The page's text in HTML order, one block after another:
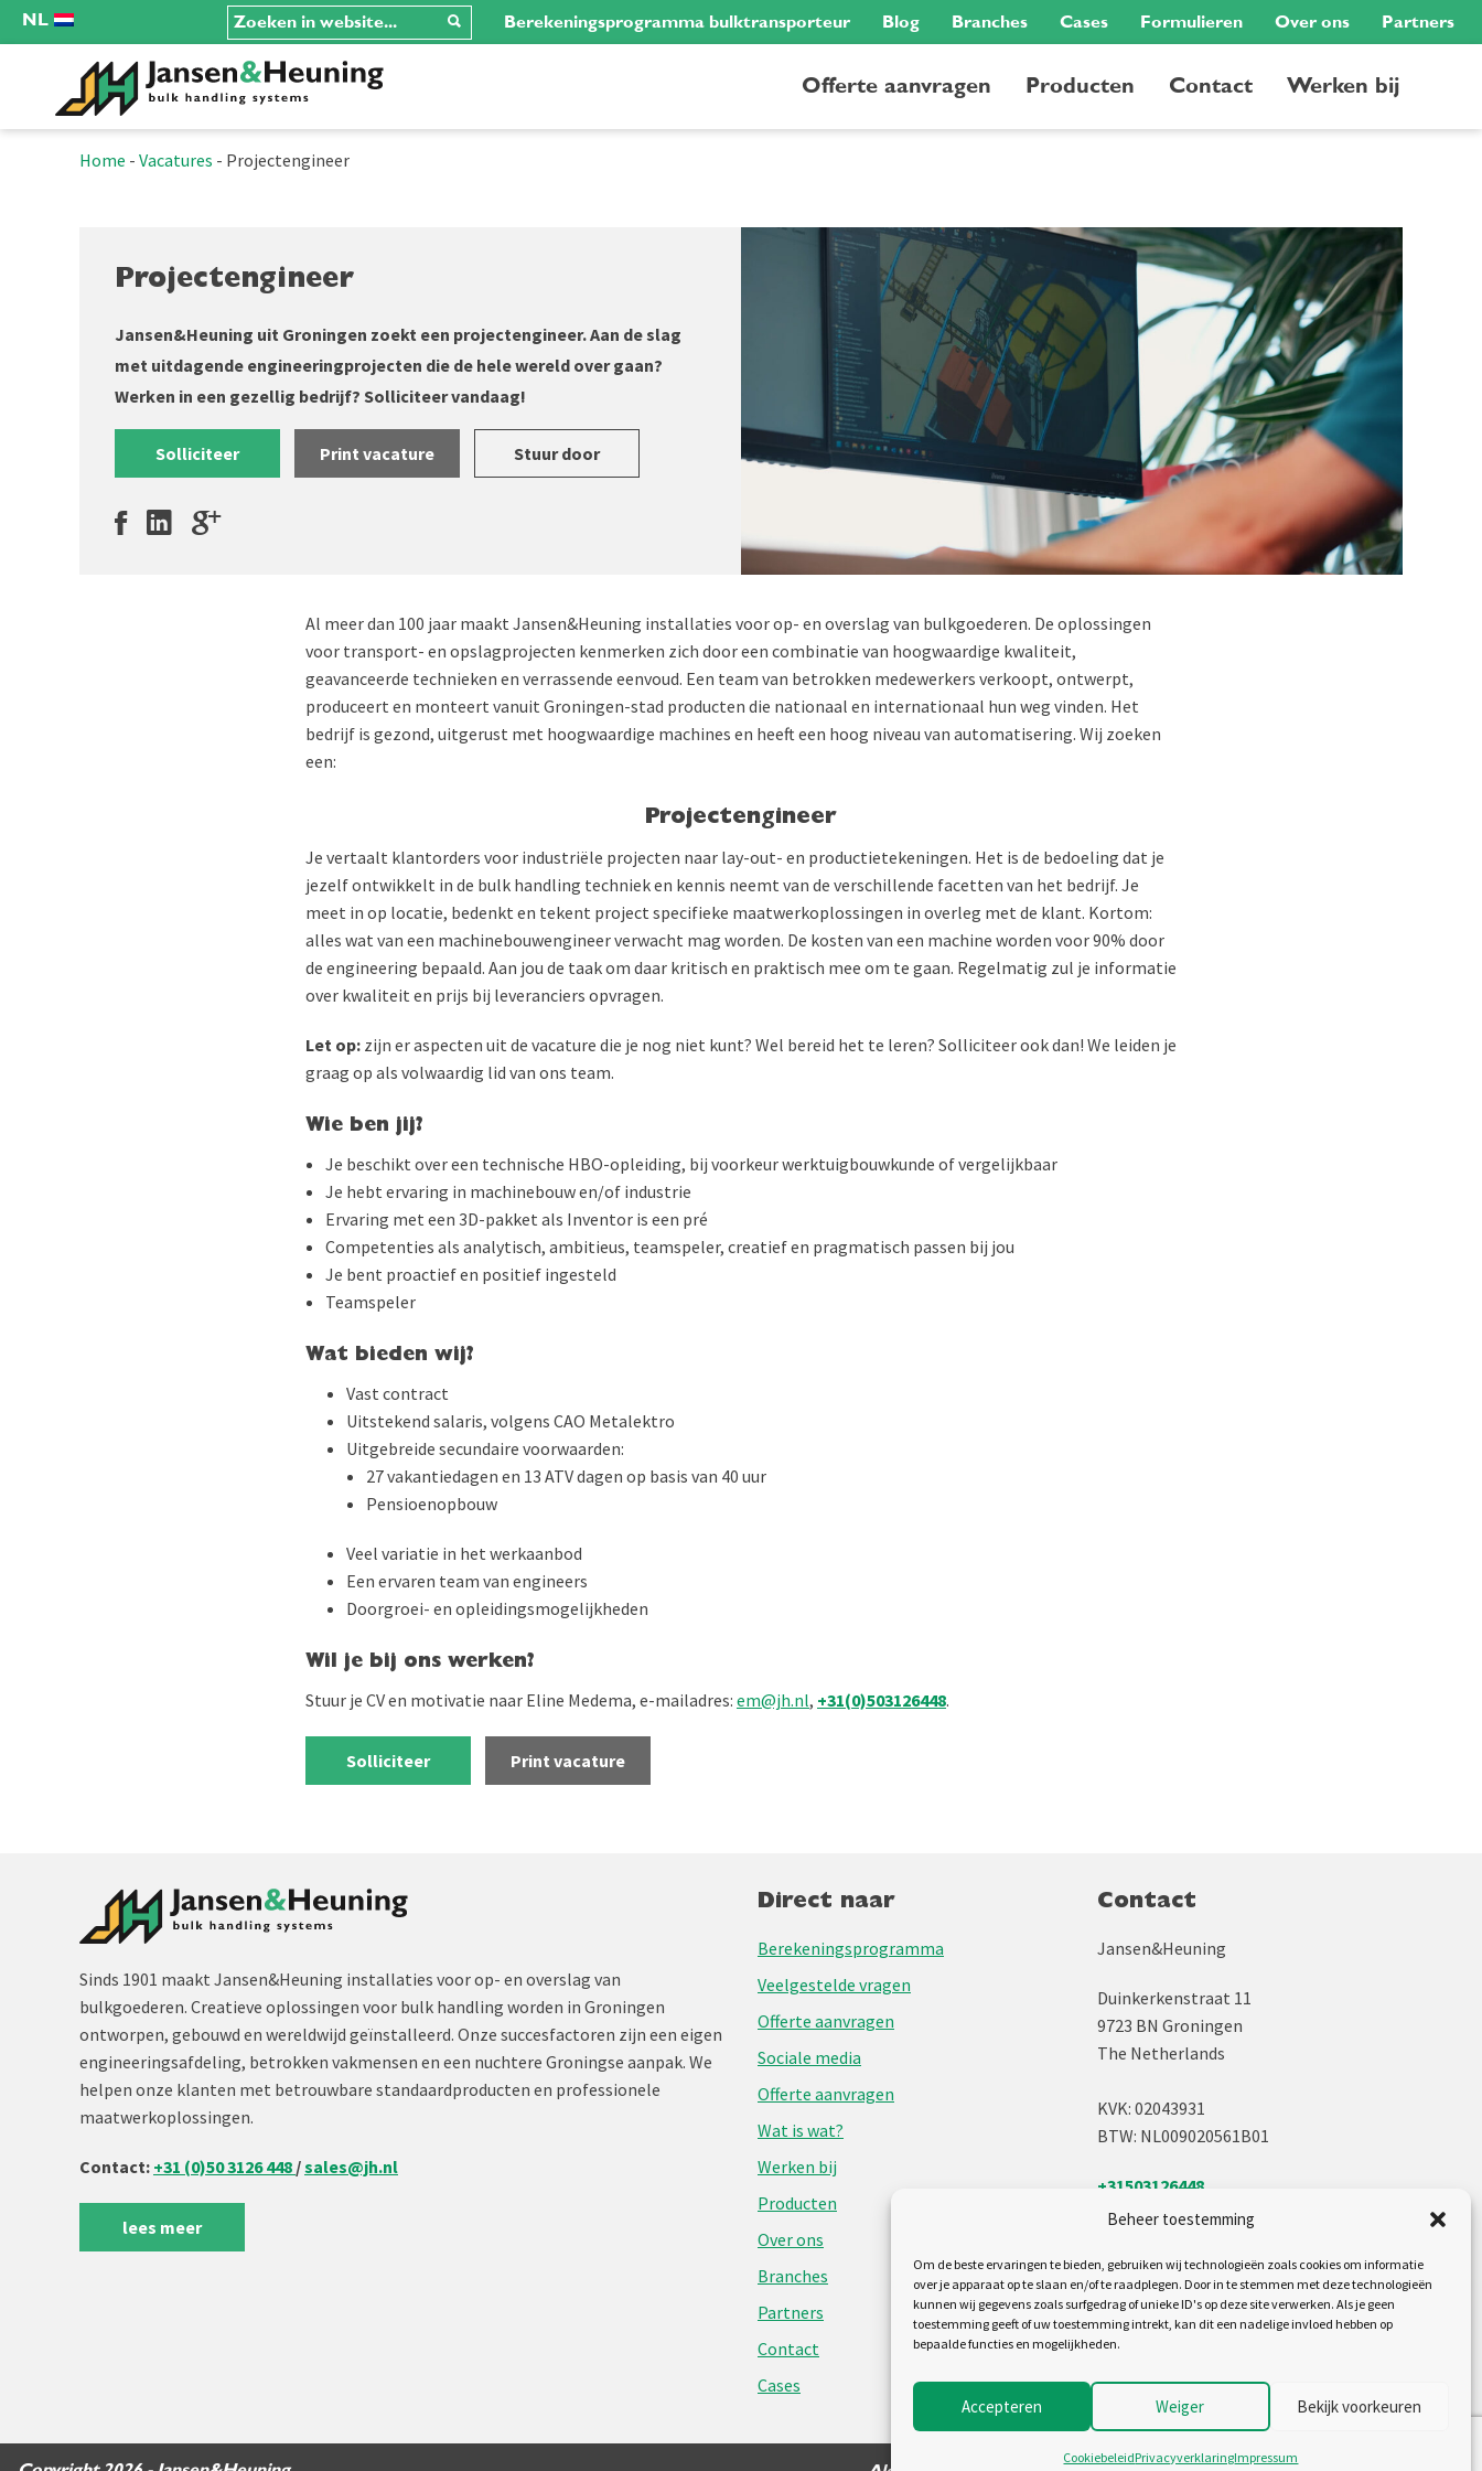
Beheer toestemming
Om de beste ervaringen te bieden, gebruiken wij technologieën zoals cookies om informatie
over je apparaat op te slaan en/of te raadplegen. Door in te stemmen met deze technologieën
kunnen wij gegevens zoals surfgedrag of unieke ID's op deze site verwerken. Als je geen
toestemming geeft of uw toestemming intrekt, kan dit een nadelige invloed hebben op
bepaalde functies en mogelijkheden.
Accepteren Weiger Bekijk voorkeuren
CookiebeleidPrivacyverklaringImpressum
NL Berekeningsprogramma bulktransporteur Blog Branches Cases Formulieren Over ons Partners
Offerte aanvragen Producten Contact Werken bij
Home - Vacatures - Projectengineer
Projectengineer
Jansen&Heuning uit Groningen zoekt een projectengineer. Aan de slag
met uitdagende engineeringprojecten die de hele wereld over gaan?
Werken in een gezellig bedrijf? Solliciteer vandaag!
Solliciteer Print vacature Stuur door
Al meer dan 100 jaar maakt Jansen&Heuning installaties voor op- en overslag van bulkgoederen. De oplossingen
voor transport- en opslagprojecten kenmerken zich door een combinatie van hoogwaardige kwaliteit,
geavanceerde technieken en verrassende eenvoud. Een team van betrokken medewerkers verkoopt, ontwerpt,
produceert en monteert vanuit Groningen-stad producten die nationaal en internationaal hun weg vinden. Het
bedrijf is gezond, uitgerust met hoogwaardige machines en heeft een hoog niveau van automatisering. Wij zoeken
een:
Projectengineer
Je vertaalt klantorders voor industriële projecten naar lay-out- en productietekeningen. Het is de bedoeling dat je
jezelf ontwikkelt in de bulk handling techniek en kennis neemt van de verschillende facetten van het bedrijf. Je
meet in op locatie, bedenkt en tekent project specifieke maatwerkoplossingen in overleg met de klant. Kortom:
alles wat van een machinebouwengineer verwacht mag worden. De kosten van een machine worden voor 90% door
de engineering bepaald. Aan jou de taak om daar kritisch en praktisch mee om te gaan. Regelmatig zul je informatie
over kwaliteit en prijs bij leveranciers opvragen.
Let op: zijn er aspecten uit de vacature die je nog niet kunt? Wel bereid het te leren? Solliciteer ook dan! We leiden je
graag op als volwaardig lid van ons team.
Wie ben jij?
Je beschikt over een technische HBO-opleiding, bij voorkeur werktuigbouwkunde of vergelijkbaar
Je hebt ervaring in machinebouw en/of industrie
Ervaring met een 3D-pakket als Inventor is een pré
Competenties als analytisch, ambitieus, teamspeler, creatief en pragmatisch passen bij jou
Je bent proactief en positief ingesteld
Teamspeler
Wat bieden wij?
Vast contract
Uitstekend salaris, volgens CAO Metalektro
Uitgebreide secundaire voorwaarden:
27 vakantiedagen en 13 ATV dagen op basis van 40 uur
Pensioenopbouw
Veel variatie in het werkaanbod
Een ervaren team van engineers
Doorgroei- en opleidingsmogelijkheden
Wil je bij ons werken?
Stuur je CV en motivatie naar Eline Medema, e-mailadres: em@jh.nl, +31(0)503126448.
Solliciteer Print vacature
Sinds 1901 maakt Jansen&Heuning installaties voor op- en overslag van
bulkgoederen. Creatieve oplossingen voor bulk handling worden in Groningen
ontworpen, gebouwd en wereldwijd geïnstalleerd. Onze succesfactoren zijn een eigen
engineeringsafdeling, betrokken vakmensen en een nuchtere Groningse aanpak. We
helpen onze klanten met betrouwbare standaardproducten en professionele
maatwerkoplossingen.
Contact: +31 (0)50 3126 448 /sales@jh.nl
lees meer
Direct naar
Berekeningsprogramma
Veelgestelde vragen
Offerte aanvragen
Sociale media
Offerte aanvragen
Wat is wat?
Werken bij
Producten
Over ons
Branches
Partners
Contact
Cases
Contact
Jansen&Heuning
Duinkerkenstraat 11
9723 BN Groningen
The Netherlands
KVK: 02043931
BTW: NL009020561B01
+31503126448
sales@jh.nl
Volg ons op: